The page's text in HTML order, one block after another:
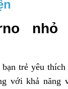
nhỏ
trẻ yêu
với khả năng